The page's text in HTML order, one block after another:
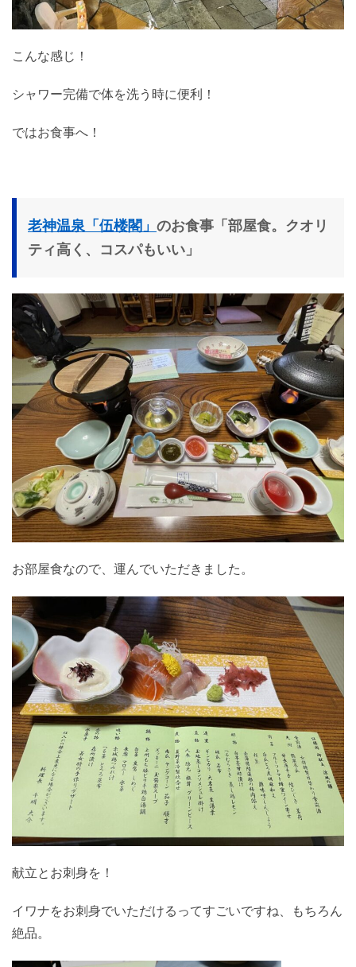
こんな感じ！
シャワー完備で体を洗う時に便利！
ではお食事へ！
老神温泉「伍楼閣」 のお食事「部屋食。クオリ
ティ高く、コスパもいい」
お部屋食なので、運んでいただきました。
献立とお刺身を！
イワナをお刺身でいただけるってすごいですね、もちろん
絶品。